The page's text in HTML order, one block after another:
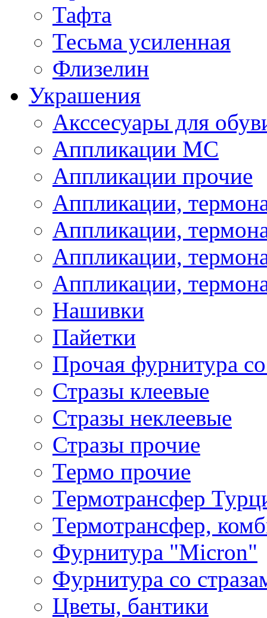
Тафта
Тесьма усиленная
Флизелин
Украшения
Акссесуары для
Аппликации МС
Аппликации прочие
Аппликации,
Аппликации,
Аппликации,
Аппликации,
Нашивки
Пайетки
Прочая фурнитура
Стразы клеевые
Стразы неклеевые
Стразы прочие
Термо прочие
Термотрансфер
Термотрансфер,
Фурнитура "Micron"
Фурнитура со
Цветы, бантики